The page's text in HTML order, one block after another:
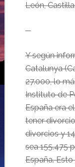
León,
…
Y según
Catalunya
27.000, lo
Instituto de
España era
tener
divorcios y
sea 155.475
España.